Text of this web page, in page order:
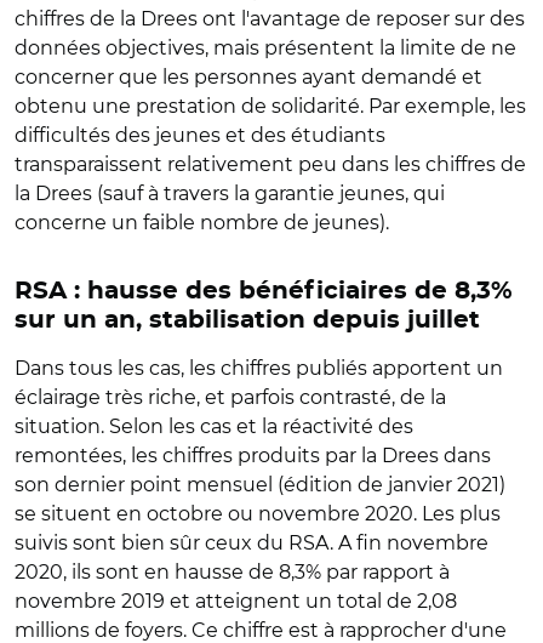
chiffres de la Drees ont l'avantage de reposer sur des
données objectives, mais présentent la limite de ne
concerner que les personnes ayant demandé et
obtenu une prestation de solidarité. Par exemple, les
difficultés des jeunes et des étudiants
transparaissent relativement peu dans les chiffres de
la Drees (sauf à travers la garantie jeunes, qui
concerne un faible nombre de jeunes).
RSA : hausse des bénéficiaires de 8,3%
sur un an, stabilisation depuis juillet
Dans tous les cas, les chiffres publiés apportent un
éclairage très riche, et parfois contrasté, de la
situation. Selon les cas et la réactivité des
remontées, les chiffres produits par la Drees dans
son dernier point mensuel (édition de janvier 2021)
se situent en octobre ou novembre 2020. Les plus
suivis sont bien sûr ceux du RSA. A fin novembre
2020, ils sont en hausse de 8,3% par rapport à
novembre 2019 et atteignent un total de 2,08
millions de foyers. Ce chiffre est à rapprocher d'une